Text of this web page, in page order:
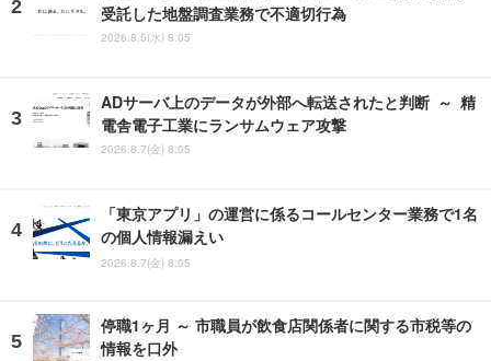
受託した地盤調査業務で不適切行為
2026.8.5(水) 8:05
ADサーバ上のデータが外部へ転送されたと判断 ～ 精
電舎電子工業にランサムウェア攻撃
2026.8.7(金) 8:05
「東京アプリ」の運営に係るコールセンター業務で1名
の個人情報漏えい
2026.8.7(金) 8:05
停職1ヶ月 ～ 市職員が飲食店関係者に関する市税等の
情報を口外